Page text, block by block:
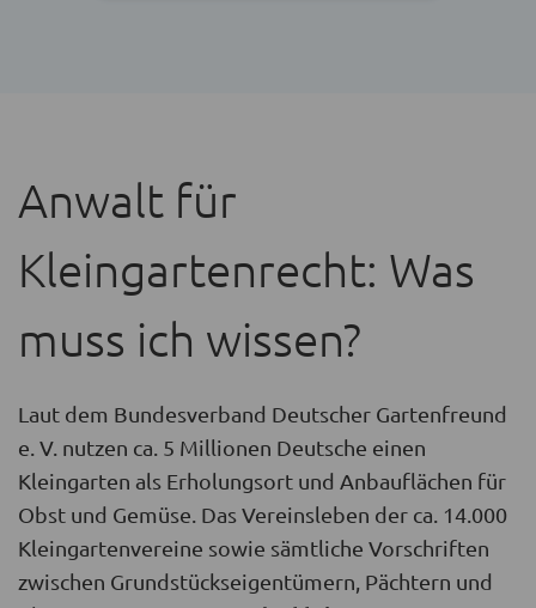
Anwalt für
Kleingartenrecht: Was
muss ich wissen?
Laut dem Bundesverband Deutscher Gartenfreund
e. V. nutzen ca. 5 Millionen Deutsche einen
Kleingarten als Erholungsort und Anbauflächen für
Obst und Gemüse. Das Vereinsleben der ca. 14.000
Kleingartenvereine sowie sämtliche Vorschriften
zwischen Grundstückseigentümern, Pächtern und